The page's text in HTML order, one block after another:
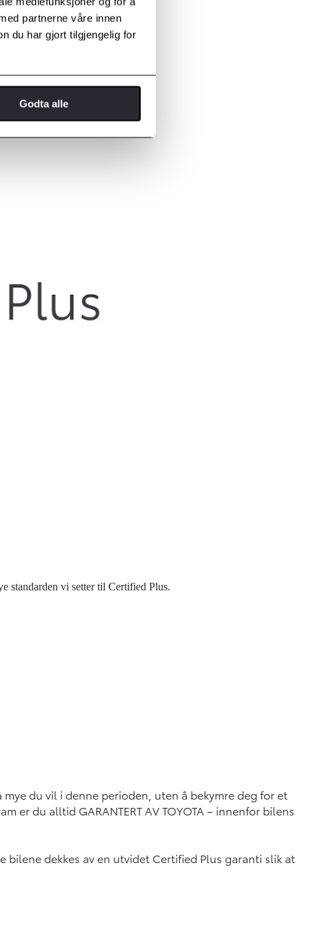
partnerne våre innen
du har gjort tilgjengelig for
Godta alle
standarden vi setter til Certified Plus.
du vil i denne perioden, uten å bekymre deg for et
du alltid GARANTERT AV TOYOTA – innenfor bilens
dekkes av en utvidet Certified Plus garanti slik at